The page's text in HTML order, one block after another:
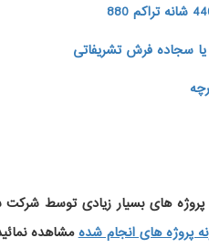
سجاده فرش تشریفاتی
پروژه هایبسیار زیادی توسط شرکت
پروژه های انجام شدهمشاهده